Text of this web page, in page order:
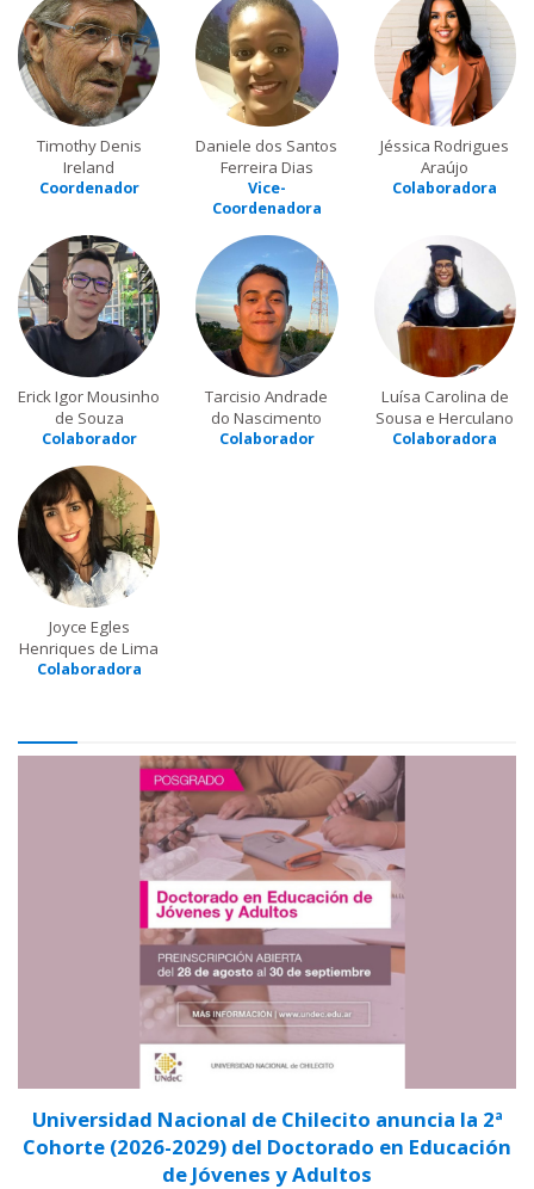
Timothy Denis
Ireland
Coordenador
Daniele dos Santos
Ferreira Dias
Vice-
Coordenadora
Jéssica Rodrigues
Araújo
Colaboradora
Erick Igor Mousinho
de Souza
Colaborador
Tarcisio Andrade
do Nascimento
Colaborador
Luísa Carolina de
Sousa e Herculano
Colaboradora
Joyce Egles
Henriques de Lima
Colaboradora
Universidad Nacional de Chilecito anuncia la 2ª
Cohorte (2026-2029) del Doctorado en Educación
de Jóvenes y Adultos